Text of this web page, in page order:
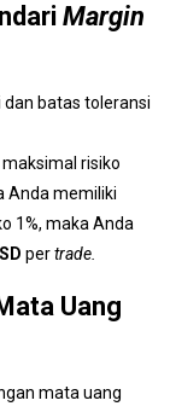
Margin
batas toleransi
risiko
Anda memiliki
1%, maka Anda
pertrade.
Uang
mata uang